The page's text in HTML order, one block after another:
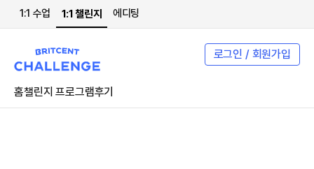
1:1 수업 1:1 챌린지 에디팅
로그인 / 회원가입
홈챌린지 프로그램후기